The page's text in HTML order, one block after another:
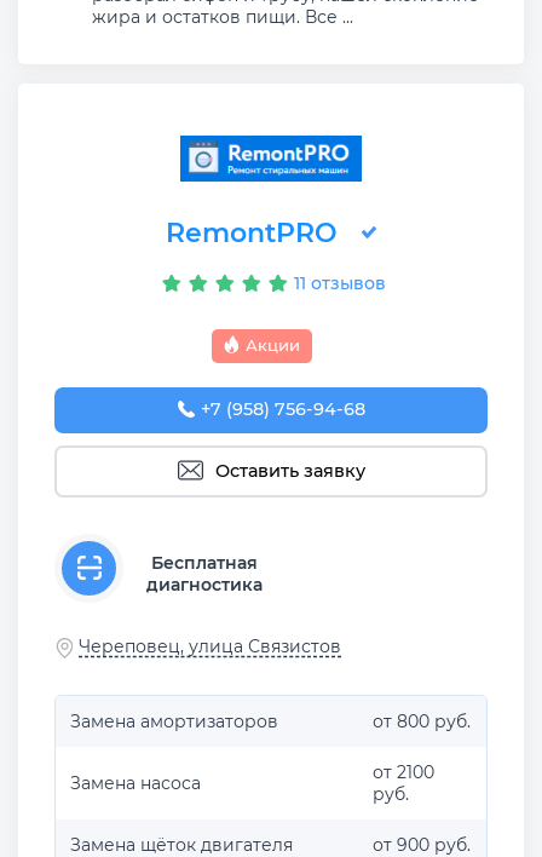
жира и остатков пищи. Все ...
RemontPRO
11 отзывов
Акции
+7 (958) 756-94-68
Оставить заявку
Бесплатная
диагностика
Череповец, улица Связистов
Замена амортизаторов от 800 руб.
Замена насоса
от 2100
руб.
Замена щёток двигателя от 900 руб.